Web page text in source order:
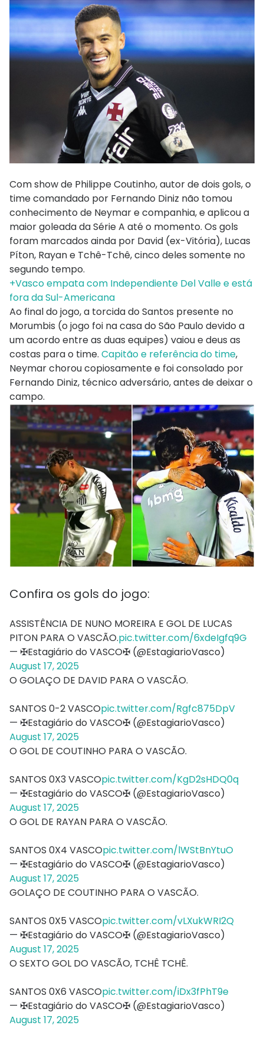
Com show de Philippe Coutinho, autor de dois gols, o
time comandado por Fernando Diniz não tomou
conhecimento de Neymar e companhia, e aplicou a
maior goleada da Série A até o momento. Os gols
foram marcados ainda por David (ex-Vitória), Lucas
Píton, Rayan e Tchê-Tchê, cinco deles somente no
segundo tempo.
+Vasco empata com Independiente Del Valle e está
fora da Sul-Americana
Ao final do jogo, a torcida do Santos presente no
Morumbis (o jogo foi na casa do São Paulo devido a
um acordo entre as duas equipes) vaiou e deus as
costas para o time. Capitão e referência do time,
Neymar chorou copiosamente e foi consolado por
Fernando Diniz, técnico adversário, antes de deixar o
campo.
Confira os gols do jogo:
ASSISTÊNCIA DE NUNO MOREIRA E GOL DE LUCAS
PITON PARA O VASCÃO.pic.twitter.com/6xdeIgfq9G
— ✠Estagiário do VASCO✠ (@EstagiarioVasco)
August 17, 2025
O GOLAÇO DE DAVID PARA O VASCÃO.
SANTOS 0-2 VASCOpic.twitter.com/Rgfc875DpV
— ✠Estagiário do VASCO✠ (@EstagiarioVasco)
August 17, 2025
O GOL DE COUTINHO PARA O VASCÃO.
SANTOS 0X3 VASCOpic.twitter.com/KgD2sHDQ0q
— ✠Estagiário do VASCO✠ (@EstagiarioVasco)
August 17, 2025
O GOL DE RAYAN PARA O VASCÃO.
SANTOS 0X4 VASCOpic.twitter.com/lWStBnYtuO
— ✠Estagiário do VASCO✠ (@EstagiarioVasco)
August 17, 2025
GOLAÇO DE COUTINHO PARA O VASCÃO.
SANTOS 0X5 VASCOpic.twitter.com/vLXukWRI2Q
— ✠Estagiário do VASCO✠ (@EstagiarioVasco)
August 17, 2025
O SEXTO GOL DO VASCÃO, TCHÊ TCHÊ.
SANTOS 0X6 VASCOpic.twitter.com/iDx3fPhT9e
— ✠Estagiário do VASCO✠ (@EstagiarioVasco)
August 17, 2025